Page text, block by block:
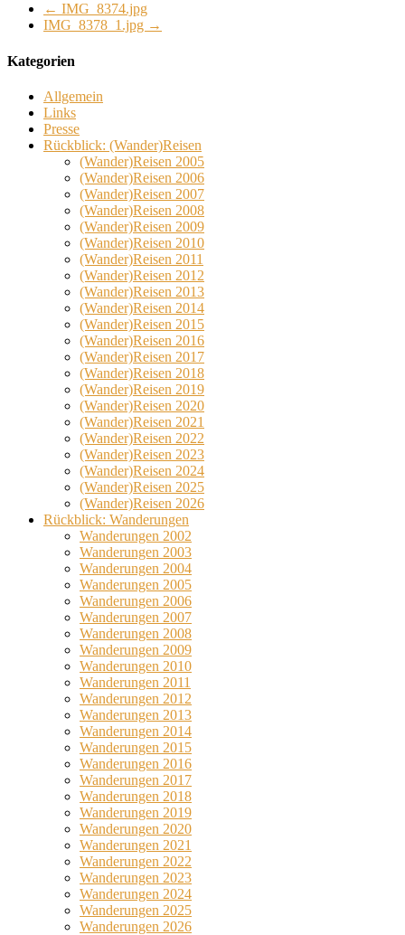
← IMG_8374.jpg
IMG_8378_1.jpg →
Kategorien
Allgemein
Links
Presse
Rückblick: (Wander)Reisen
(Wander)Reisen 2005
(Wander)Reisen 2006
(Wander)Reisen 2007
(Wander)Reisen 2008
(Wander)Reisen 2009
(Wander)Reisen 2010
(Wander)Reisen 2011
(Wander)Reisen 2012
(Wander)Reisen 2013
(Wander)Reisen 2014
(Wander)Reisen 2015
(Wander)Reisen 2016
(Wander)Reisen 2017
(Wander)Reisen 2018
(Wander)Reisen 2019
(Wander)Reisen 2020
(Wander)Reisen 2021
(Wander)Reisen 2022
(Wander)Reisen 2023
(Wander)Reisen 2024
(Wander)Reisen 2025
(Wander)Reisen 2026
Rückblick: Wanderungen
Wanderungen 2002
Wanderungen 2003
Wanderungen 2004
Wanderungen 2005
Wanderungen 2006
Wanderungen 2007
Wanderungen 2008
Wanderungen 2009
Wanderungen 2010
Wanderungen 2011
Wanderungen 2012
Wanderungen 2013
Wanderungen 2014
Wanderungen 2015
Wanderungen 2016
Wanderungen 2017
Wanderungen 2018
Wanderungen 2019
Wanderungen 2020
Wanderungen 2021
Wanderungen 2022
Wanderungen 2023
Wanderungen 2024
Wanderungen 2025
Wanderungen 2026